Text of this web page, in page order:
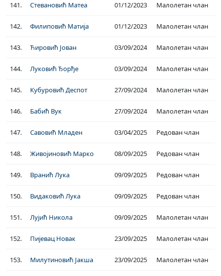
141. Стевановић Матеа 01/12/2023 Малолетан члан
142. Филиповић Матија 01/12/2023 Малолетан члан
143. Ћировић Јован 03/09/2024 Малолетан члан
144. Луковић Ђорђе 03/09/2024 Малолетан члан
145. Кубуровић Деспот 27/09/2024 Малолетан члан
146. Бабић Вук 27/09/2024 Малолетан члан
147. Савовић Младен 03/04/2025 Редован члан
148. Живојиновић Марко 08/09/2025 Редован члан
149. Вранић Лука 09/09/2025 Редован члан
150. Видаковић Лука 09/09/2025 Редован члан
151. Лујић Никола 09/09/2025 Малолетан члан
152. Пијевац Новак 23/09/2025 Малолетан члан
153. Милутиновић Јакша 23/09/2025 Малолетан члан